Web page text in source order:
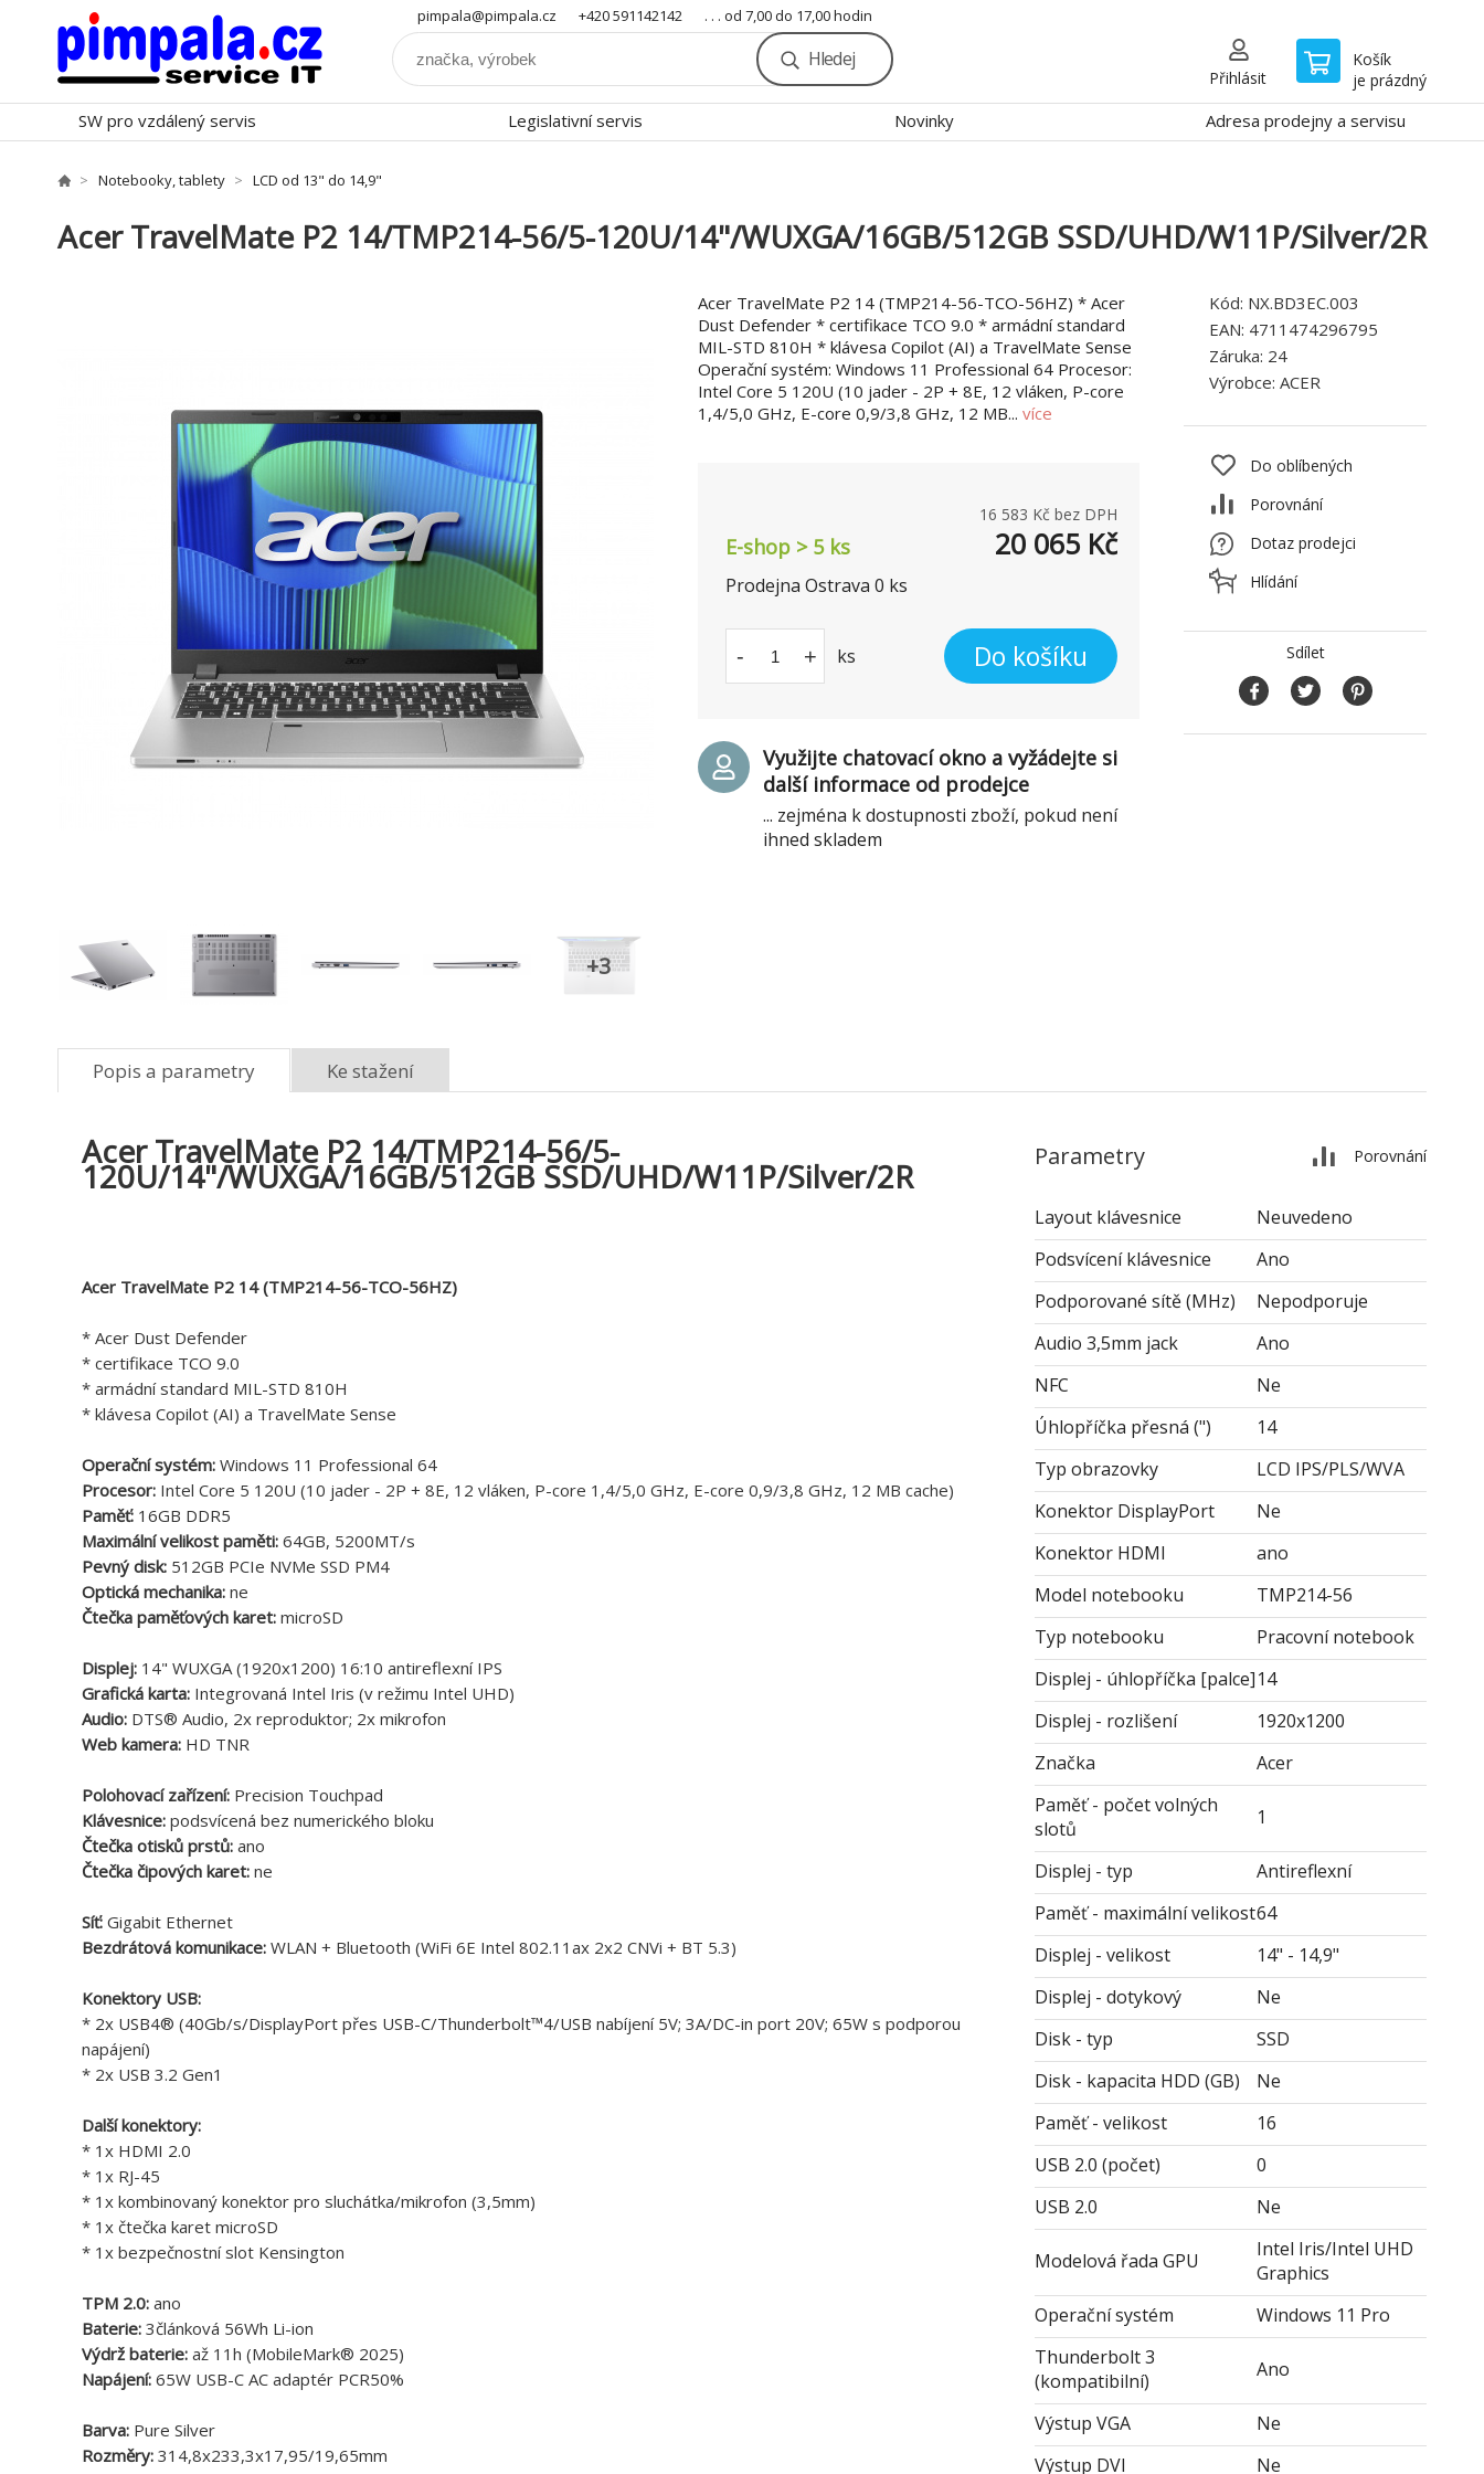
pimpala@pimpala.cz +420 591142142 . . . od 7,00 do 17,00 hodin
Hledej
Přihlásit
Košík
je prázdný
SW pro vzdálený servis Legislativní servis Novinky Adresa prodejny a servisu
Notebooky, tablety LCD od 13" do 14,9"
Acer TravelMate P2 14/TMP214-56/5-120U/14"/WUXGA/16GB/512GB SSD/UHD/W11P/Silver/2R
Acer TravelMate P2 14 (TMP214-56-TCO-56HZ) * Acer
Dust Defender * certifikace TCO 9.0 * armádní standard
MIL-STD 810H * klávesa Copilot (AI) a TravelMate Sense
Operační systém: Windows 11 Professional 64 Procesor:
Intel Core 5 120U (10 jader - 2P + 8E, 12 vláken, P-core
1,4/5,0 GHz, E-core 0,9/3,8 GHz, 12 MB... více
16 583 Kč bez DPH
E-shop > 5 ks 20 065 Kč
Prodejna Ostrava 0 ks
- + ks Do košíku
Využijte chatovací okno a vyžádejte si
další informace od prodejce
... zejména k dostupnosti zboží, pokud není
ihned skladem
Kód: NX.BD3EC.003
EAN: 4711474296795
Záruka: 24
Výrobce: ACER
Do oblíbených
Porovnání
Dotaz prodejci
Hlídání
Sdílet
Popis a parametry Ke stažení
Acer TravelMate P2 14/TMP214-56/5-
120U/14"/WUXGA/16GB/512GB SSD/UHD/W11P/Silver/2R
Acer TravelMate P2 14 (TMP214-56-TCO-56HZ)
* Acer Dust Defender
* certifikace TCO 9.0
* armádní standard MIL-STD 810H
* klávesa Copilot (AI) a TravelMate Sense
Operační systém: Windows 11 Professional 64
Procesor: Intel Core 5 120U (10 jader - 2P + 8E, 12 vláken, P-core 1,4/5,0 GHz, E-core 0,9/3,8 GHz, 12 MB cache)
Paměť: 16GB DDR5
Maximální velikost paměti: 64GB, 5200MT/s
Pevný disk: 512GB PCIe NVMe SSD PM4
Optická mechanika: ne
Čtečka paměťových karet: microSD
Displej: 14" WUXGA (1920x1200) 16:10 antireflexní IPS
Grafická karta: Integrovaná Intel Iris (v režimu Intel UHD)
Audio: DTS® Audio, 2x reproduktor; 2x mikrofon
Web kamera: HD TNR
Polohovací zařízení: Precision Touchpad
Klávesnice: podsvícená bez numerického bloku
Čtečka otisků prstů: ano
Čtečka čipových karet: ne
Síť: Gigabit Ethernet
Bezdrátová komunikace: WLAN + Bluetooth (WiFi 6E Intel 802.11ax 2x2 CNVi + BT 5.3)
Konektory USB:
* 2x USB4® (40Gb/s/DisplayPort přes USB-C/Thunderbolt™4/USB nabíjení 5V; 3A/DC-in port 20V; 65W s podporou
napájení)
* 2x USB 3.2 Gen1
Další konektory:
* 1x HDMI 2.0
* 1x RJ-45
* 1x kombinovaný konektor pro sluchátka/mikrofon (3,5mm)
* 1x čtečka karet microSD
* 1x bezpečnostní slot Kensington
TPM 2.0: ano
Baterie: 3článková 56Wh Li-ion
Výdrž baterie: až 11h (MobileMark® 2025)
Napájení: 65W USB-C AC adaptér PCR50%
Barva: Pure Silver
Rozměry: 314,8x233,3x17,95/19,65mm
Parametry Porovnání
Layout klávesnice
Neuvedeno
Podsvícení klávesnice
Ano
Podporované sítě (MHz)
Nepodporuje
Audio 3,5mm jack
Ano
NFC
Ne
Úhlopříčka přesná (")
14
Typ obrazovky
LCD IPS/PLS/WVA
Konektor DisplayPort
Ne
Konektor HDMI
ano
Model notebooku
TMP214-56
Typ notebooku
Pracovní notebook
Displej - úhlopříčka [palce]14
Displej - rozlišení
1920x1200
Značka
Acer
Paměť - počet volných
slotů
1
Displej - typ
Antireflexní
Paměť - maximální velikost64
Displej - velikost
14" - 14,9"
Displej - dotykový
Ne
Disk - typ
SSD
Disk - kapacita HDD (GB)
Ne
Paměť - velikost
16
USB 2.0 (počet)
0
USB 2.0
Ne
Modelová řada GPU
Intel Iris/Intel UHD
Graphics
Operační systém
Windows 11 Pro
Thunderbolt 3
(kompatibilní)
Ano
Výstup VGA
Ne
Výstup DVI
Ne